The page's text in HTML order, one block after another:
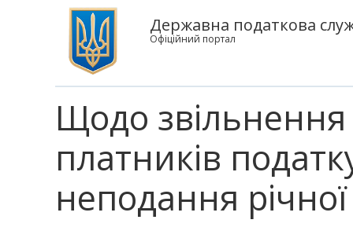
Державна податкова
Офіційний портал
Щодо звільнення
платників
неподання річної